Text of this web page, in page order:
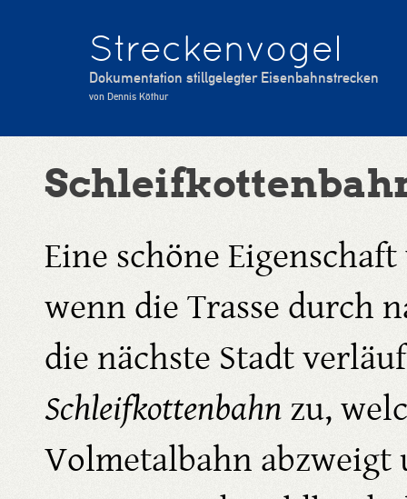
Streckenvogel
Dokumentation stillgelegter Eisenbahnstrecken
von Dennis Köthur
Eine schöne
wenn die Trasse durch
die nächste Stadt
Schleifkottenbahnzu,
Volmetalbahn